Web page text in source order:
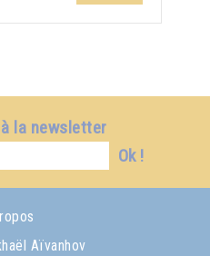
la newsletter
Ok !
Aïvanhov